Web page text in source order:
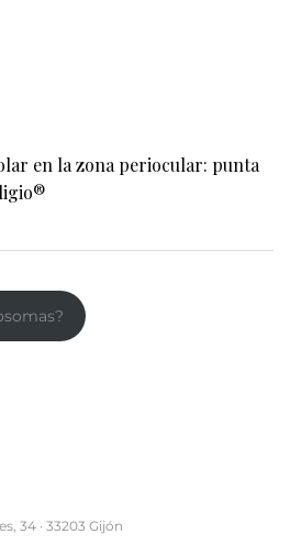
en la zona periocular: punta
34 · 33203 Gijón